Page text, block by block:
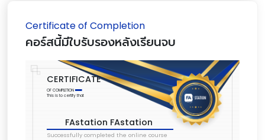
Certificate of Completion
คอร์สนี้มีใบรับรองหลังเรียนจบ
CERTIFICATE
OF COMPLETION
This is to certify that
FAstation FAstation
Successfully completed the online course